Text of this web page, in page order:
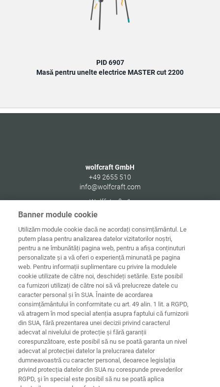
PID 6907
Masă pentru unelte electrice MASTER cut 2200
wolfcraft GmbH
+49 2655 510
info@wolfcraft.com
Wolffstraße 1
56746
Acasă
Date de
contact
Informaţii
juridice
Protecţia
datelor
Termeni și
condiții
Directive
privind cookie-
urile Conectare
Declarație
privind
accesibilitatea
Setări cookie-uri
Banner module cookie
Utilizăm module cookie dacă ne acordați consimțământul. Le
putem plasa pentru analizarea datelor vizitatorilor noștri,
pentru a ne îmbunătăți pagina web, pentru a afișa conținuturi
personalizate și a vă oferi o experiență minunată pe pagina
web. Pentru informații suplimentare cu privire la modulele
cookie utilizate de către noi, deschideți setările. Este posibil
ca furnizori utilizați de către noi să vă prelucreze datele cu
caracter personal și în SUA. Înainte de acordarea
consimțământului în conformitate cu art. 49 alin. 1 lit. a RGPD,
vă atragem în mod special atenția asupra faptului că furnizorii
din SUA, fără prezentarea unei decizii privind caracterul
adecvat al nivelului de protecție și fără garanții
corespunzătoare, este posibil să nu se poată garanta un nivel
adecvat al protecției datelor la prelucrarea datelor
dumneavoastră cu caracter personal, deoarece legislația
privind protecția datelor din SUA nu corespunde prevederilor
RGPD, şi în special este posibil să nu se poată aplica